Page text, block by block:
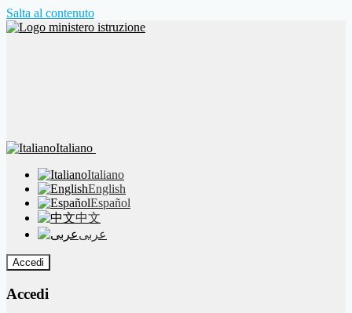
Salta al contenuto
Italiano
Italiano
English
Español
中文
عربى
Accedi
Accedi